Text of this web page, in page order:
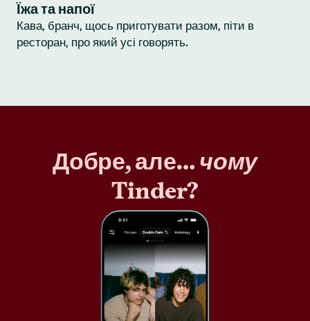
Їжа та напої
Кава, бранч, щось приготувати разом, піти в
ресторан, про який усі говорять.
Добре, але…чому
Tinder?